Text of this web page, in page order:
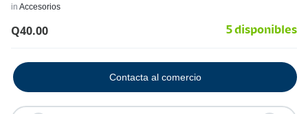
in Accesorios
Q40.00 5 disponibles
Contacta al comercio